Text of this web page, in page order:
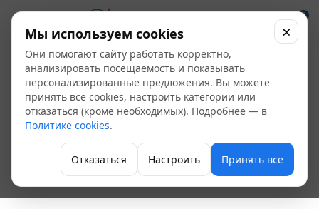
0
Смеситель мойка
Бриз КСл-53078
одноручный
картридж 40 мм
Однорычажные смесители для кухни
Мы используем cookies
Они помогают сайту работать корректно,
анализировать посещаемость и показывать
персонализированные предложения. Вы можете
принять все cookies, настроить категории или
отказаться (кроме необходимых). Подробнее — в
Политике cookies.
Отказаться Настроить Принять все
×